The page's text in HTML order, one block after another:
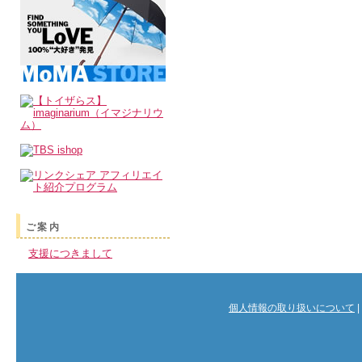
ご案内
支援につきまして
個人情報の取り扱いについて